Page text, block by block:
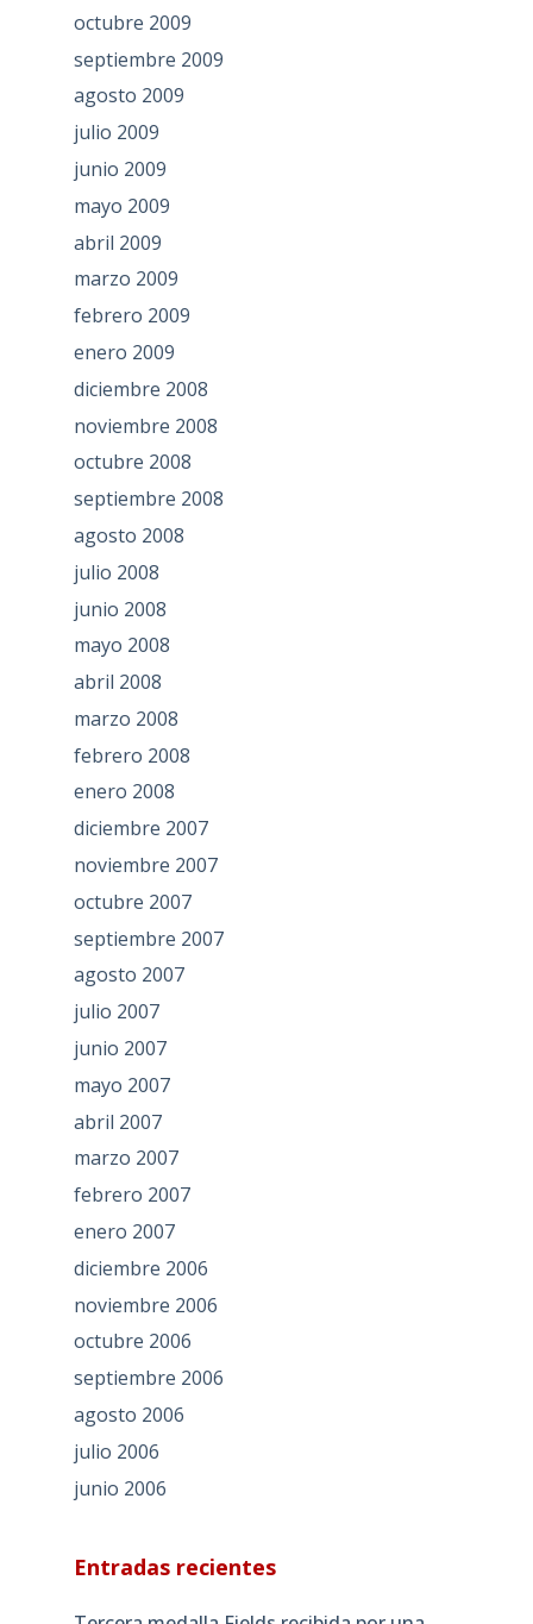
octubre 2009
septiembre 2009
agosto 2009
julio 2009
junio 2009
mayo 2009
abril 2009
marzo 2009
febrero 2009
enero 2009
diciembre 2008
noviembre 2008
octubre 2008
septiembre 2008
agosto 2008
julio 2008
junio 2008
mayo 2008
abril 2008
marzo 2008
febrero 2008
enero 2008
diciembre 2007
noviembre 2007
octubre 2007
septiembre 2007
agosto 2007
julio 2007
junio 2007
mayo 2007
abril 2007
marzo 2007
febrero 2007
enero 2007
diciembre 2006
noviembre 2006
octubre 2006
septiembre 2006
agosto 2006
julio 2006
junio 2006
Entradas recientes